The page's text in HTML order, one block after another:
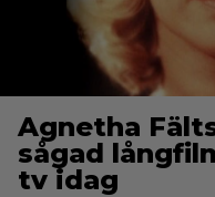
Agnetha
sågad
tv idag